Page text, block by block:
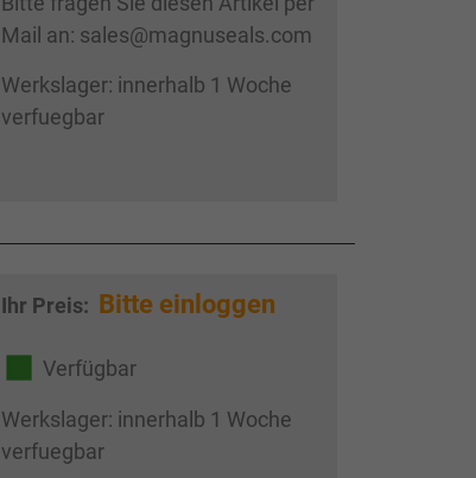
Mail an: sales@magnuseals.com
Werkslager: innerhalb 1 Woche
verfuegbar
Ihr Preis: Bitte einloggen
Verfügbar
Werkslager: innerhalb 1 Woche
verfuegbar